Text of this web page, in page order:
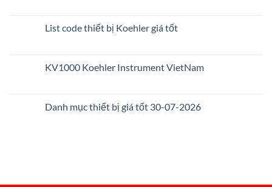
List code thiết bị Koehler giá tốt
KV1000 Koehler Instrument VietNam
Danh mục thiết bị giá tốt 30-07-2026